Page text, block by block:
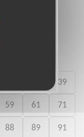
39
59 61 71
88 89 91